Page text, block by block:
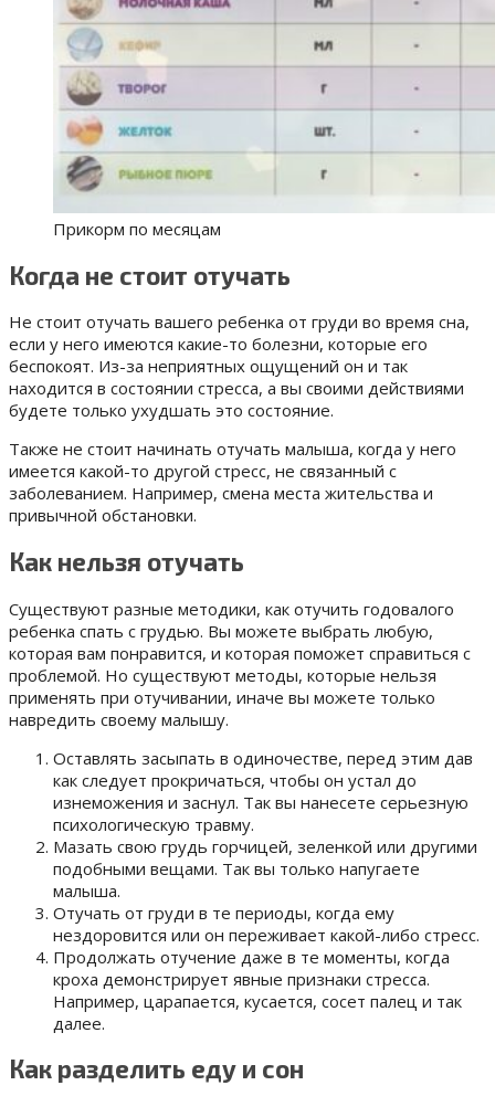
Прикорм по месяцам
Когда не стоит отучать
Не стоит отучать вашего ребенка от груди во время сна,
если у него имеются какие-то болезни, которые его
беспокоят. Из-за неприятных ощущений он и так
находится в состоянии стресса, а вы своими действиями
будете только ухудшать это состояние.
Также не стоит начинать отучать малыша, когда у него
имеется какой-то другой стресс, не связанный с
заболеванием. Например, смена места жительства и
привычной обстановки.
Как нельзя отучать
Существуют разные методики, как отучить годовалого
ребенка спать с грудью. Вы можете выбрать любую,
которая вам понравится, и которая поможет справиться с
проблемой. Но существуют методы, которые нельзя
применять при отучивании, иначе вы можете только
навредить своему малышу.
Оставлять засыпать в одиночестве, перед этим дав
как следует прокричаться, чтобы он устал до
изнеможения и заснул. Так вы нанесете серьезную
психологическую травму.
Мазать свою грудь горчицей, зеленкой или другими
подобными вещами. Так вы только напугаете
малыша.
Отучать от груди в те периоды, когда ему
нездоровится или он переживает какой-либо стресс.
Продолжать отучение даже в те моменты, когда
кроха демонстрирует явные признаки стресса.
Например, царапается, кусается, сосет палец и так
далее.
Как разделить еду и сон